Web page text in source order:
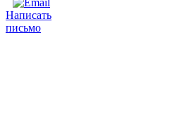
Написать
письмо